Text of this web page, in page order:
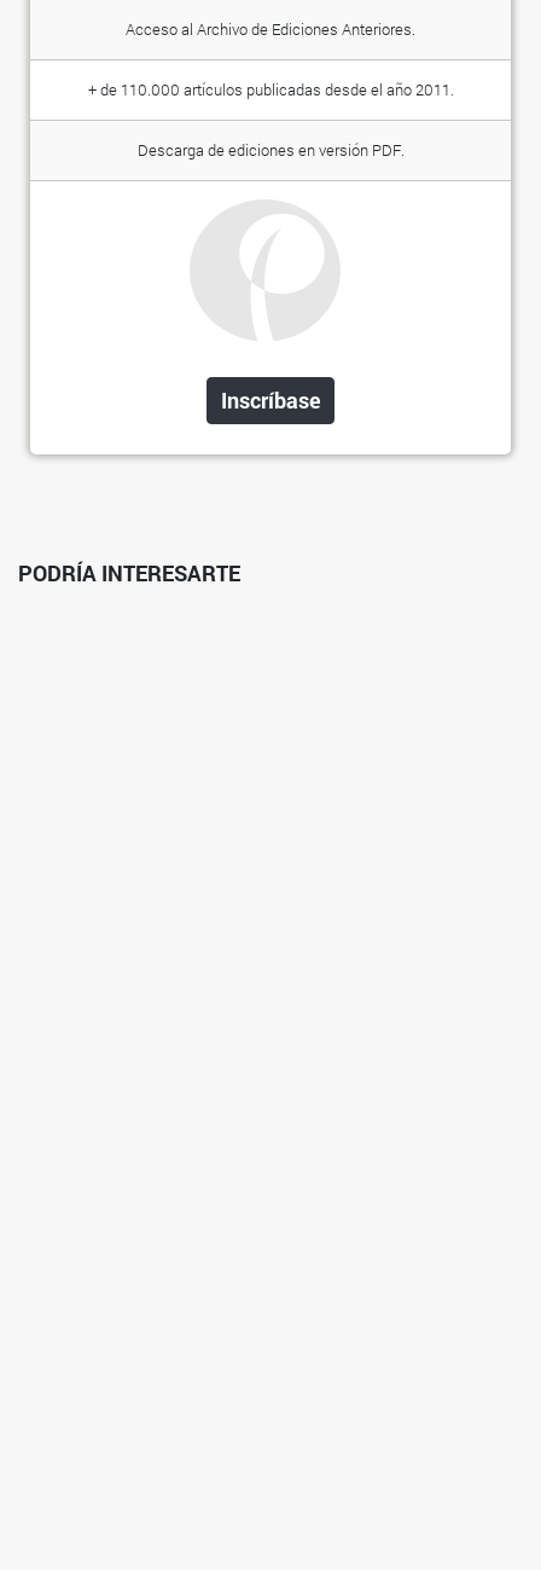
Acceso al Archivo de Ediciones Anteriores.
+ de 110.000 artículos publicadas desde el año 2011.
Descarga de ediciones en versión PDF.
Inscríbase
PODRÍA INTERESARTE